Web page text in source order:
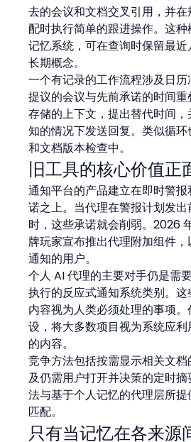
去的会议和文档交叉引用，并
配时执行简单的跟进操作。这
记忆系统，可在查询时保留最
长期概念。
一个有记录的工作流程涉及日
提议的会议与先前承诺的时间
存储的上下文，提出替代时间
知的情况下发送回复。类似循
和文档版本检查中。
旧工具的核心价值正
通知平台的产品建立在即时警
诺之上。当代理在警报计划发
时，这些承诺就会削弱。2026
牌玩家宣布推出代理附加组件
通知的用户。
个人 AI 代理的主要对手仍是需
执行的反应式通知系统类别。
内容视为人类必须处理的事项
设，将大多数项目视为系统应
的内容。
竞争方法包括按需显示相关文
及仍需用户打开并决策的定时
法与基于个人记忆的代理层所
匹配。
只有当记忆在各来源